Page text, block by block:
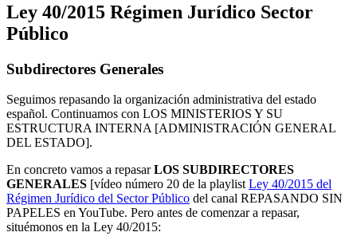
Ley 40/2015 Régimen Jurídico Sector
Público
Subdirectores Generales
Seguimos repasando la organización administrativa del estado
español. Continuamos con LOS MINISTERIOS Y SU
ESTRUCTURA INTERNA [ADMINISTRACIÓN GENERAL
DEL ESTADO].
En concreto vamos a repasarLOS SUBDIRECTORES
GENERALES [vídeo número 20 de la playlistLey 40/2015 del
Régimen Jurídico del Sector Público del canal REPASANDO SIN
PAPELES en YouTube. Pero antes de comenzar a repasar,
situémonos en la Ley 40/2015: